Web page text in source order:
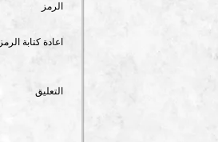
الرمز
اعادة كتابة الرمز
التعليق